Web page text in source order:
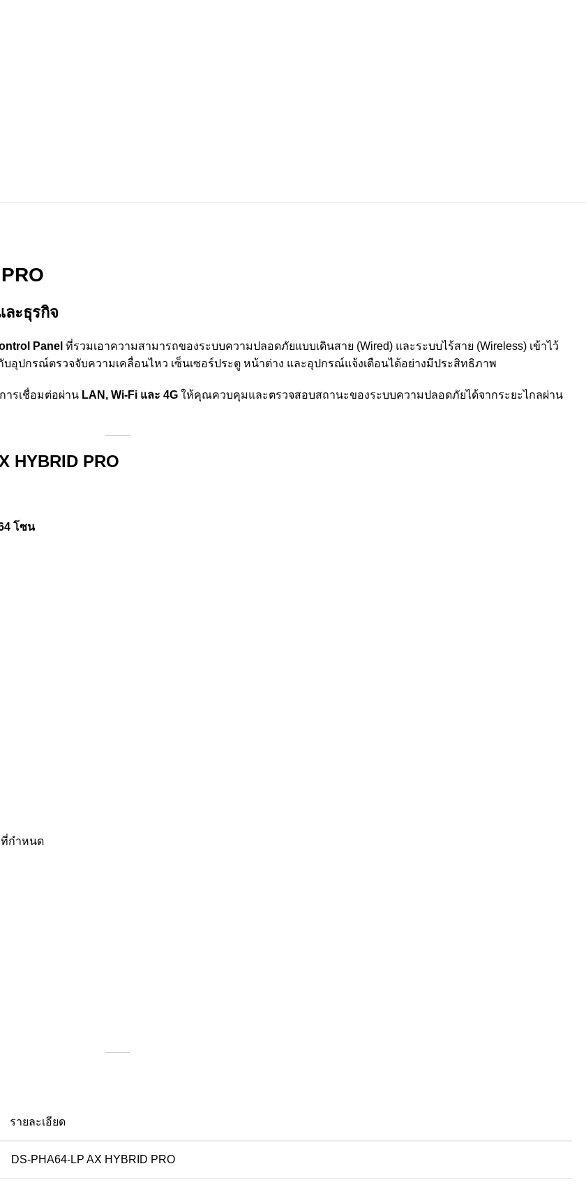
ะธุรกิจ
Panel ที่รวมเอาความสามารถของระบบความปลอดภัยแบบเดินสาย (Wired) และระบบไร้สาย (Wireless) เข้าไว้
อุปกรณ์ตรวจจับความเคลื่อนไหว เซ็นเซอร์ประตู หน้าต่าง และอุปกรณ์แจ้งเตือนได้อย่างมีประสิทธิภาพ
ารเชื่อมต่อผ่าน LAN, Wi-Fi และ 4G ให้คุณควบคุมและตรวจสอบสถานะของระบบความปลอดภัยได้จากระยะไกลผ่าน
HYBRID PRO
โซน
ที่กำหนด
รายละเอียด
DS-PHA64-LP AX HYBRID PRO